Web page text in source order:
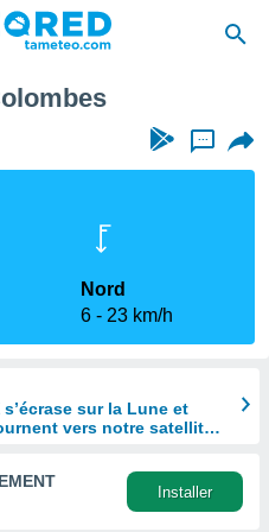
...
Nord
6
23 km/h
sur la Lune et
vers notre satellite à
Installer